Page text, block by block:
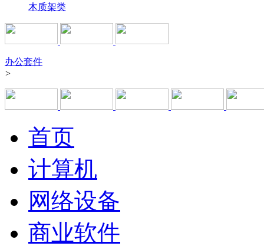
木质架类
办公套件
>
首页
计算机
网络设备
商业软件